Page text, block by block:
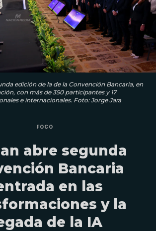
edición de la de la Convención Bancaria, en
con más de 350 participantes y 17
e internacionales. Foto: Jorge Jara
FOCO
abre segunda
Bancaria
en las
y la
de la IA